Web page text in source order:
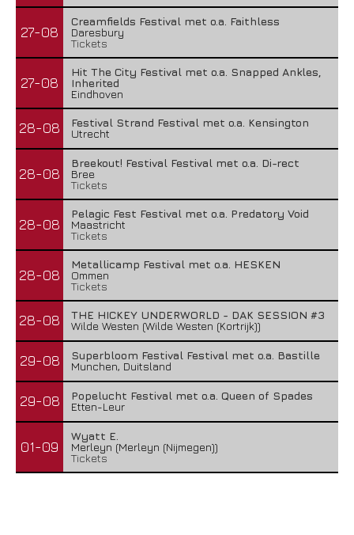
27-08
Creamfields Festival met o.a. Faithless
Daresbury
Tickets
27-08
Hit The City Festival met o.a. Snapped Ankles,
Inherited
Eindhoven
28-08
Festival Strand Festival met o.a. Kensington
Utrecht
28-08
Breekout! Festival Festival met o.a. Di-rect
Bree
Tickets
28-08
Pelagic Fest Festival met o.a. Predatory Void
Maastricht
Tickets
28-08
Metallicamp Festival met o.a. HESKEN
Ommen
Tickets
28-08
THE HICKEY UNDERWORLD - DAK SESSION #3
Wilde Westen (Wilde Westen (Kortrijk))
29-08
Superbloom Festival Festival met o.a. Bastille
Munchen, Duitsland
29-08
Popelucht Festival met o.a. Queen of Spades
Etten-Leur
01-09
Wyatt E.
Merleyn (Merleyn (Nijmegen))
Tickets